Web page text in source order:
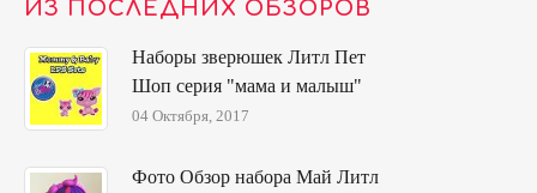
ИЗ ПОСЛЕДНИХ ОБЗОРОВ
Наборы зверюшек Литл Пет
Шоп серия "мама и малыш"
04 Октября, 2017
Фото Обзор набора Май Литл